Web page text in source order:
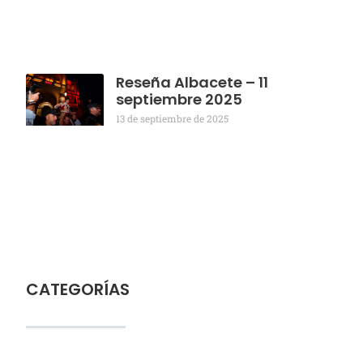
Reseña Albacete – 11
septiembre 2025
13 de septiembre de 2025
CATEGORÍAS